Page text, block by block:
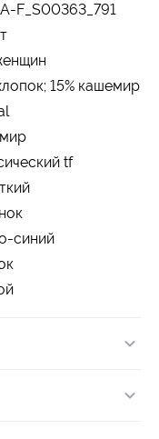
F_S00363_791
15% кашемир
tf
синий